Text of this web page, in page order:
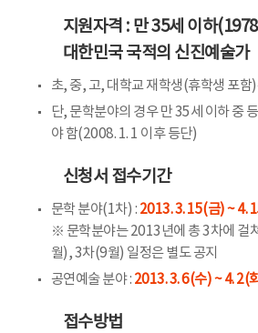
지원자격 : 만 35세 이하
대한민국 국적의 신진예술가
초, 중, 고, 대학교 재학생(휴학생 포함)
단, 문학분야의 경우 만 35세 이하 중
야 함(2008. 1. 1 이후 등단)
신청서 접수기간
문학 분야(1차) : 2013. 3. 15(금) ~ 4.
※ 문학분야는 2013년에 총 3차에 걸
월), 3차(9월) 일정은 별도 공지
공연예술 분야 : 2013. 3. 6(수) ~ 4. 2(
접수방법